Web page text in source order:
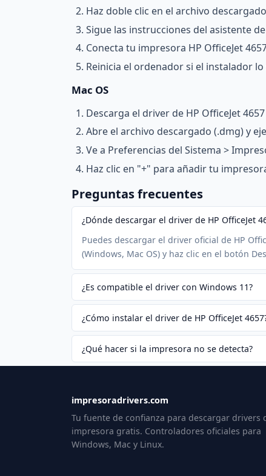
Haz doble clic en el archivo
Sigue las instrucciones del asistente
Conecta tu impresora HP OfficeJet
Reinicia el ordenador si el instalador lo
Mac OS
Descarga el driver de HP OfficeJet
Abre el archivo descargado (.dmg) y
Ve a Preferencias del Sistema >
Haz clic en "+" para añadir tu
Preguntas frecuentes
¿Dónde descargar el driver de HP OfficeJet
Puedes descargar el driver oficial de HP
(Windows, Mac OS) y haz clic en el botón
¿Es compatible el driver con Windows 11?
¿Cómo instalar el driver de HP OfficeJet
¿Qué hacer si la impresora no se detecta?
impresoradrivers.com
Tu fuente de confianza para descargar drivers
impresora gratis. Controladores oficiales para
Windows, Mac y Linux.